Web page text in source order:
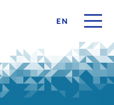
EN